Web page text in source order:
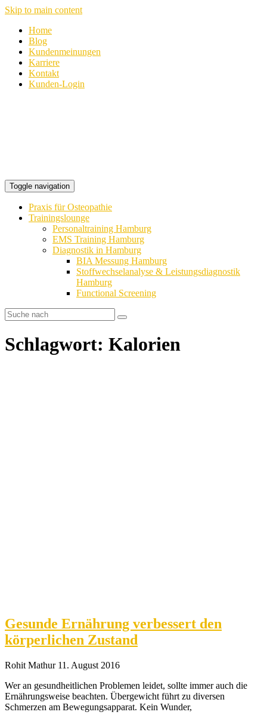
Skip to main content
Home
Blog
Kundenmeinungen
Karriere
Kontakt
Kunden-Login
Toggle navigation
Praxis für Osteopathie
Trainingslounge
Personaltraining Hamburg
EMS Training Hamburg
Diagnostik in Hamburg
BIA Messung Hamburg
Stoffwechselanalyse & Leistungsdiagnostik
Hamburg
Functional Screening
Schlagwort: Kalorien
Gesunde Ernährung verbessert den
körperlichen Zustand
Rohit Mathur 11. August 2016
Wer an gesundheitlichen Problemen leidet, sollte immer auch die
Ernährungsweise beachten. Übergewicht führt zu diversen
Schmerzen am Bewegungsapparat. Kein Wunder,